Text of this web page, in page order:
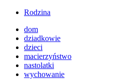
Rodzina
dom
dziadkowie
dzieci
macierzyństwo
nastolatki
wychowanie